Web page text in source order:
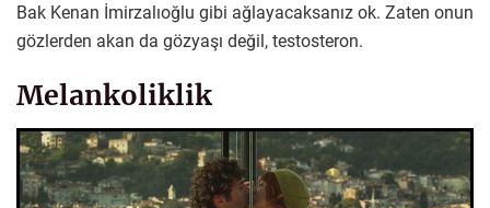
Bak Kenan İmirzalıoğlu gibi ağlayacaksanız ok. Zaten onun
gözlerden akan da gözyaşı değil, testosteron.
Melankoliklik